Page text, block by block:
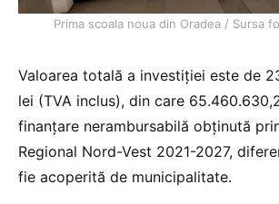
Prima scoala noua din Oradea / Sursa
Valoarea totală a investiţiei este de
lei (TVA inclus), din care
finanţare nerambursabilă obţinută
Regional Nord-Vest 2021-2027,
fie acoperită de municipalitate.